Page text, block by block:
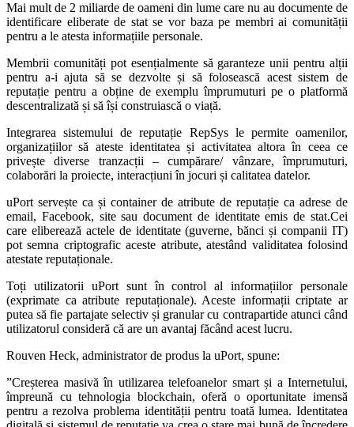
Mai mult de 2 miliarde de oameni din lume care nu au documente de
identificare eliberate de stat se vor baza pe membri ai comunității
pentru a le atesta informațiile personale.
Membrii comunități pot esențialmente să garanteze unii pentru alții
pentru a-i ajuta să se dezvolte și să folosească acest sistem de
reputație pentru a obține de exemplu împrumuturi pe o platformă
descentralizată și să își construiască o viață.
Integrarea sistemului de reputație RepSys le permite oamenilor,
organizațiilor să ateste identitatea și activitatea altora în ceea ce
privește diverse tranzacții – cumpărare/ vânzare, împrumuturi,
colaborări la proiecte, interacțiuni în jocuri și calitatea datelor.
uPort servește ca și container de atribute de reputație ca adrese de
email, Facebook, site sau document de identitate emis de stat.Cei
care eliberează actele de identitate (guverne, bănci și companii IT)
pot semna criptografic aceste atribute, atestând validitatea folosind
atestate reputaționale.
Toți utilizatorii uPort sunt în control al informațiilor personale
(exprimate ca atribute reputaționale). Aceste informații criptate ar
putea să fie partajate selectiv și granular cu contrapartide atunci când
utilizatorul consideră că are un avantaj făcând acest lucru.
Rouven Heck, administrator de produs la uPort, spune:
”Creșterea masivă în utilizarea telefoanelor smart și a Internetului,
împreună cu tehnologia blockchain, oferă o oportunitate imensă
pentru a rezolva problema identității pentru toată lumea. Identitatea